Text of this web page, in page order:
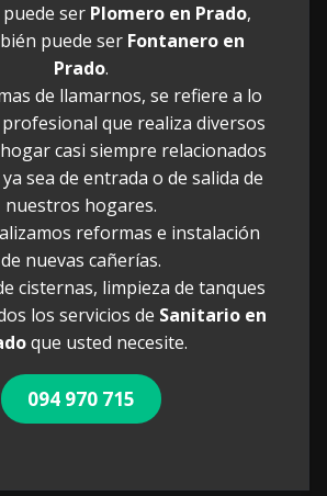
ser Plomero en Prado,
puede ser Fontanero en
Prado.
de llamarnos, se refiere a lo
que realiza diversos
casi siempre relacionados
sea de entrada o de salida de
nuestros hogares.
reformas e instalación
de nuevas cañerías.
cisternas, limpieza de tanques
los servicios de Sanitario en
que usted necesite.
094 970 715